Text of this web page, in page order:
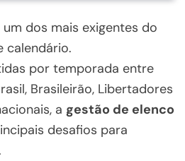
dos mais exigentes do
calendário.
por temporada entre
Brasileirão, Libertadores
a gestão de elenco
desafios para